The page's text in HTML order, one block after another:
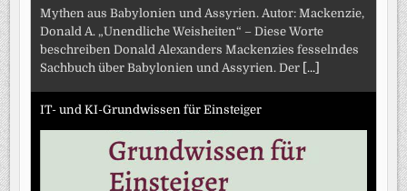
Mythen aus Babylonien und Assyrien. Autor: Mackenzie,
Donald A. „Unendliche Weisheiten“ – Diese Worte
beschreiben Donald Alexanders Mackenzies fesselndes
Sachbuch über Babylonien und Assyrien. Der [...]
IT- und KI-Grundwissen für Einsteiger